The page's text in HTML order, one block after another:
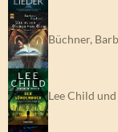
Büchner,
Lee Child